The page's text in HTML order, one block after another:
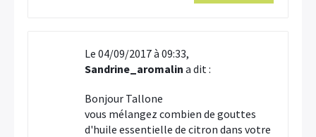
Le 04/09/2017 à 09:33,
Sandrine_aromalin a dit :
Bonjour Tallone
vous mélangez combien de gouttes
d'huile essentielle de citron dans votre